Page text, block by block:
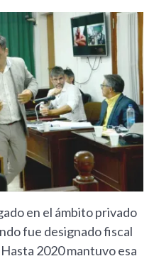
en el ámbito privado
fue designado fiscal
2020 mantuvo esa